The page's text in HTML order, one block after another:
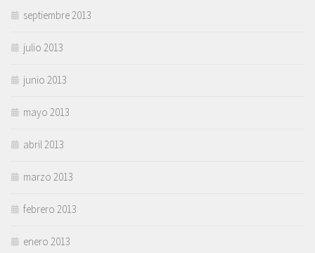
septiembre 2013
julio 2013
junio 2013
mayo 2013
abril 2013
marzo 2013
febrero 2013
enero 2013